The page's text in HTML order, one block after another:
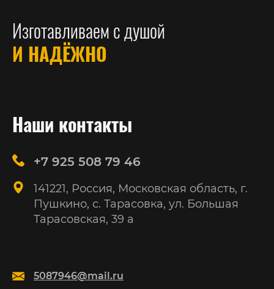
Изготавливаем с душой
И НАДЁЖНО
Наши контакты
+7 925 508 79 46
141221, Россия, Московская область, г.
Пушкино, с. Тарасовка, ул. Большая
Тарасовская, 39 а
5087946@mail.ru